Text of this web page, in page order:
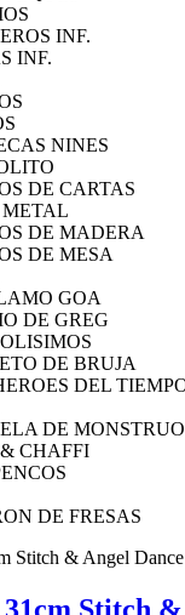
INF.
INF.
NINES
DE CARTAS
DE MADERA
DE MESA
GOA
DE GREG
DE BRUJA
DEL
DE
CHAFFI
DE FRESAS
Stitch &